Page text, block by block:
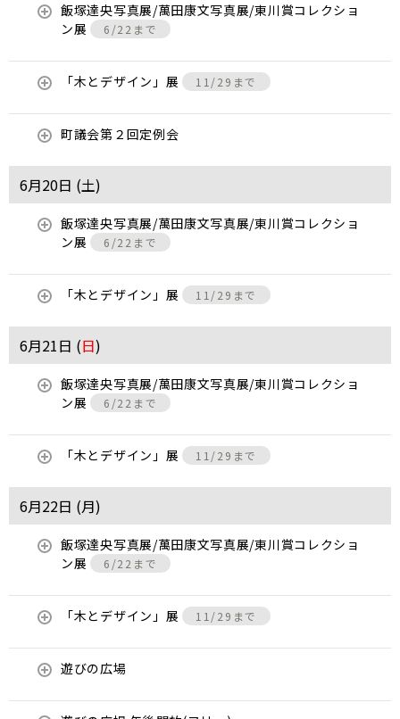
飯塚達央写真展/萬田康文写真展/東川賞コレクショ
ン展
6/22まで
「木とデザイン」展 11/29まで
町議会第２回定例会
6月20日 (土)
飯塚達央写真展/萬田康文写真展/東川賞コレクショ
ン展
6/22まで
「木とデザイン」展 11/29まで
6月21日 (日)
飯塚達央写真展/萬田康文写真展/東川賞コレクショ
ン展
6/22まで
「木とデザイン」展 11/29まで
6月22日 (月)
飯塚達央写真展/萬田康文写真展/東川賞コレクショ
ン展
6/22まで
「木とデザイン」展 11/29まで
遊びの広場